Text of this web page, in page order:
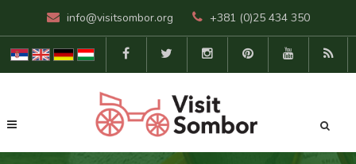
info@visitsombor.org +381 (0)25 434 350